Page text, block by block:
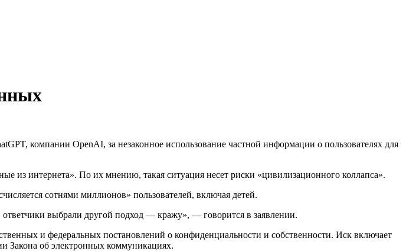
компании OpenAI, за незаконное использование частной информации о пользователях для
из интернета». По их мнению, такая ситуация несет риски «цивилизационного коллапса».
сотнями миллионов» пользователей, включая детей.
выбрали другой подход — кражу», — говорится в заявлении.
и федеральных постановлений о конфиденциальности и собственности. Иск включает
Закона об электронных коммуникациях.